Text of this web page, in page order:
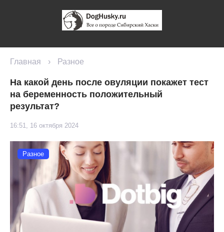
Главная › Разное
На какой день после овуляции покажет тест
на беременность положительный
результат?
16:51, 16 октября 2024
Разное